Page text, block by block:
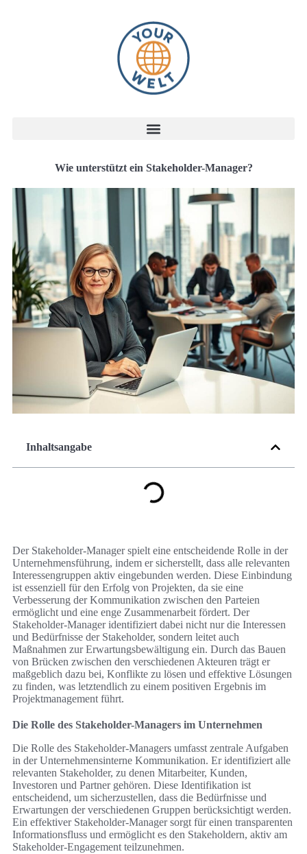
Wie unterstützt ein Stakeholder-Manager?
Inhaltsangabe
Der Stakeholder-Manager spielt eine entscheidende Rolle in der
Unternehmensführung, indem er sicherstellt, dass alle relevanten
Interessengruppen aktiv eingebunden werden. Diese Einbindung
ist essenziell für den Erfolg von Projekten, da sie eine
Verbesserung der Kommunikation zwischen den Parteien
ermöglicht und eine enge Zusammenarbeit fördert. Der
Stakeholder-Manager identifiziert dabei nicht nur die Interessen
und Bedürfnisse der Stakeholder, sondern leitet auch
Maßnahmen zur Erwartungsbewältigung ein. Durch das Bauen
von Brücken zwischen den verschiedenen Akteuren trägt er
maßgeblich dazu bei, Konflikte zu lösen und effektive Lösungen
zu finden, was letztendlich zu einem positiven Ergebnis im
Projektmanagement führt.
Die Rolle des Stakeholder-Managers im Unternehmen
Die Rolle des Stakeholder-Managers umfasst zentrale Aufgaben
in der Unternehmensinterne Kommunikation. Er identifiziert alle
relevanten Stakeholder, zu denen Mitarbeiter, Kunden,
Investoren und Partner gehören. Diese Identifikation ist
entscheidend, um sicherzustellen, dass die Bedürfnisse und
Erwartungen der verschiedenen Gruppen berücksichtigt werden.
Ein effektiver Stakeholder-Manager sorgt für einen transparenten
Informationsfluss und ermöglicht es den Stakeholdern, aktiv am
Stakeholder-Engagement teilzunehmen.